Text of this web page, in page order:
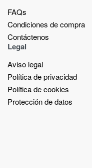
FAQs
Condiciones de compra
Contáctenos
Legal
Aviso legal
Política de privacidad
Política de cookies
Protección de datos